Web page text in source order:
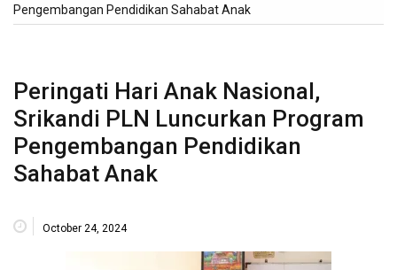
Pengembangan Pendidikan Sahabat Anak
Peringati Hari Anak Nasional,
Srikandi PLN Luncurkan Program
Pengembangan Pendidikan
Sahabat Anak
October 24, 2024